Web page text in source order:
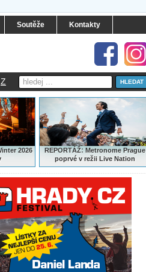
Soutěže Kontakty
Z
2026
REPORTÁŽ:Metronome Prague
poprvé v režii Live Nation